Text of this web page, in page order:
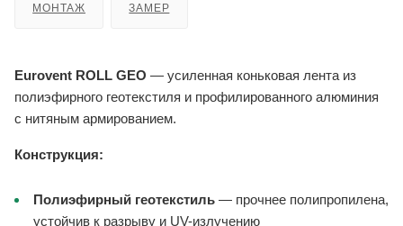
МОНТАЖ ЗАМЕР
Eurovent ROLL GEO — усиленная коньковая лента из
полиэфирного геотекстиля и профилированного алюминия
с нитяным армированием.
Конструкция:
Полиэфирный геотекстиль — прочнее полипропилена,
устойчив к разрыву и UV-излучению